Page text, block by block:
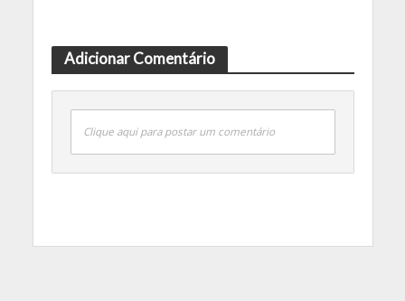
Adicionar Comentário
Clique aqui para postar um comentário